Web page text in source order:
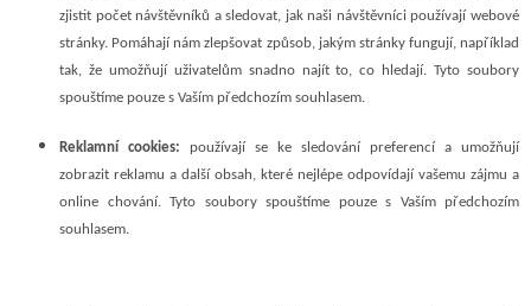
zjistit počet návštěvníků a sledovat, jak naši návštěvníci používají webové
stránky. Pomáhají nám zlepšovat způsob, jakým stránky fungují, například
tak, že umožňují uživatelům snadno najít to, co hledají. Tyto soubory
spouštíme pouze s Vaším předchozím souhlasem.
Reklamní cookies: používají se ke sledování preferencí a umožňují
zobrazit reklamu a další obsah, které nejlépe odpovídají vašemu zájmu a
online chování. Tyto soubory spouštíme pouze s Vaším předchozím
souhlasem.